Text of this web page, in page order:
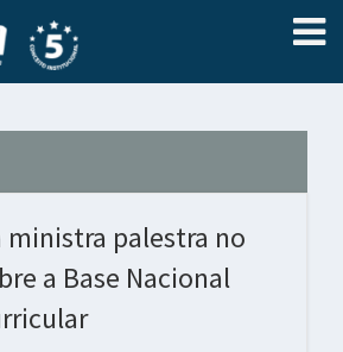
ministra palestra no
a Base Nacional